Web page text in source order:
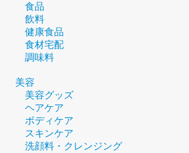
食品
飲料
健康食品
食材宅配
調味料
美容
美容グッズ
ヘアケア
ボディケア
スキンケア
洗顔料・クレンジング